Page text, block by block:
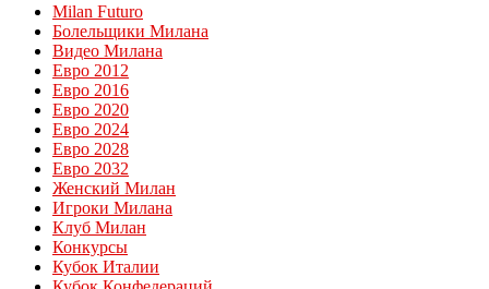
Milan Futuro
Болельщики Милана
Видео Милана
Евро 2012
Евро 2016
Евро 2020
Евро 2024
Евро 2028
Евро 2032
Женский Милан
Игроки Милана
Клуб Милан
Конкурсы
Кубок Италии